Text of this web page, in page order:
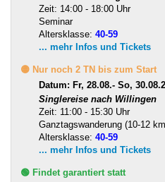
Zeit: 14:00 - 18:00 Uhr
Seminar
Altersklasse: 40-59
... mehr Infos und Tickets
🟡 Nur noch 2 TN bis zum Start
Datum: Fr, 28.08.- So,
Singlereise nach Willingen
Zeit: 11:00 - 15:30 Uhr
Ganztagswanderung (10-12
Altersklasse: 40-59
... mehr Infos und Tickets
🟢 Findet garantiert statt